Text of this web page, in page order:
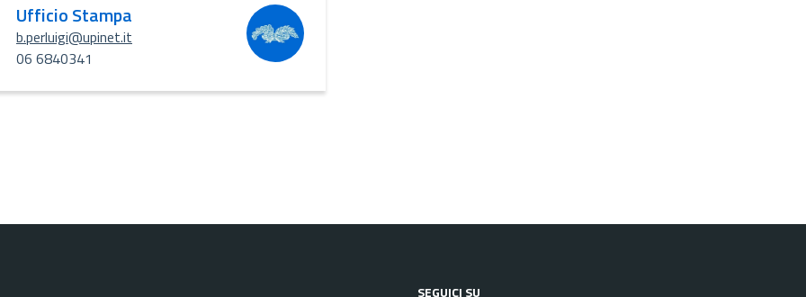
Ufficio Stampa
b.perluigi@upinet.it
06 6840341
SEGUICI SU